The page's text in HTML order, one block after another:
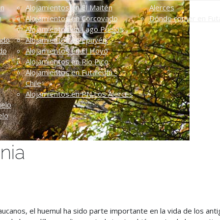
Alojamientos en El Maitén
Alojamientos en Corcovado
Alojamientos en Lago Puelo
Alojamientos en Epuyén
Alojamientos en El Hoyo
Alojamientos en Río Pico
Alojamientos en Futaleufú -
Chile
Alojamientos en PN Los Alerces
Alerces
Dónde comer en
el huemul ha sido parte importante en la vida de los